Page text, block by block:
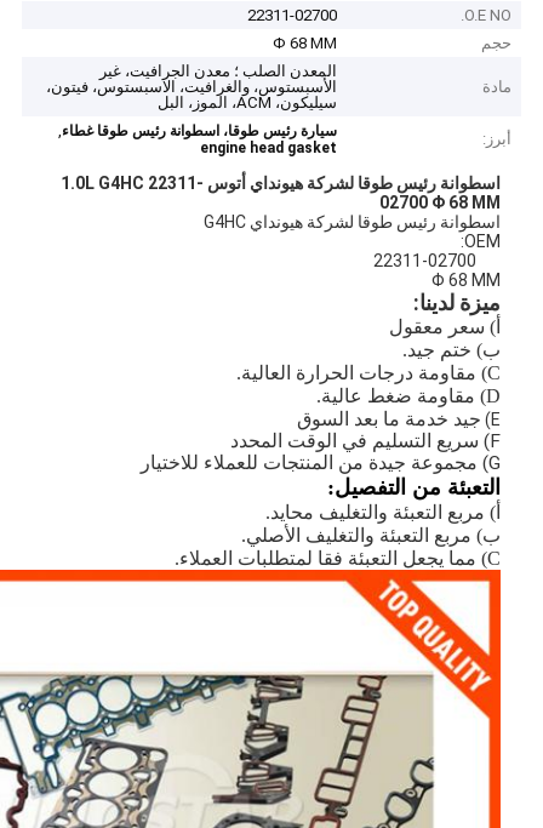
O.E NO.
22311-02700
حجم
Φ 68 MM
مادة
المعدن الصلب ؛ معدن الجرافيت، غير
الأسبستوس، والغرافيت، الاسبستوس، فيتون،
سيليكون، ACM، الموز، البل
أبرز:
سيارة رئيس طوقا، اسطوانة رئيس طوقا غطاء,
engine head gasket
اسطوانة رئيس طوقا لشركة هيونداي أتوس 1.0L G4HC 22311-
02700 Φ 68 MM
اسطوانة رئيس طوقا لشركة هيونداي G4HC
OEM:
22311-02700
Φ 68 MM
ميزة لدينا:
أ) سعر معقول
ب) ختم جيد.
C) مقاومة درجات الحرارة العالية.
D) مقاومة ضغط عالية.
E) جيد خدمة ما بعد السوق
F) سريع التسليم في الوقت المحدد
G) مجموعة جيدة من المنتجات للعملاء للاختيار
التعبئة من التفصيل:
أ) مربع التعبئة والتغليف محايد.
ب) مربع التعبئة والتغليف الأصلي.
C) مما يجعل التعبئة فقا لمتطلبات العملاء.